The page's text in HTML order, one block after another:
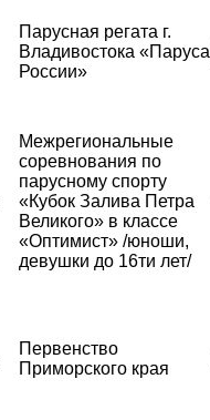
Парусная регата г.
Владивостока «Паруса
России»
Межрегиональные
соревнования по
парусному спорту
«Кубок Залива Петра
Великого» в классе
«Оптимист» /юноши,
девушки до 16ти лет/
Первенство
Приморского края